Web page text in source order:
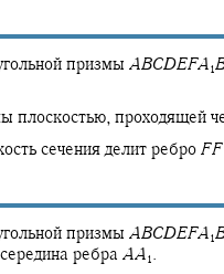
призмы ABCDEFA 1
плоскостью, проходящей
сечения делит ребро FF
призмы ABCDEFA 1
середина ребра AA 1 .